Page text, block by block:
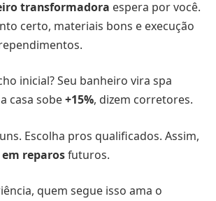
transformadora espera por você.
certo, materiais bons e execução
inicial? Seu banheiro vira spa
casa sobe+15%, dizem corretores.
Escolha pros qualificados. Assim,
em reparosfuturos.
quem segue isso ama o